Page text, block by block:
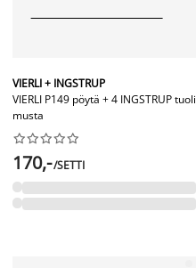
VIERLI + INGSTRUP
VIERLI P149 pöytä + 4 INGSTRUP tuoli
musta






170,-/SETTI